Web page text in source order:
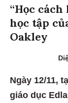
“Học
học tập
Oakley
Ngày 12/11,
giáo dục